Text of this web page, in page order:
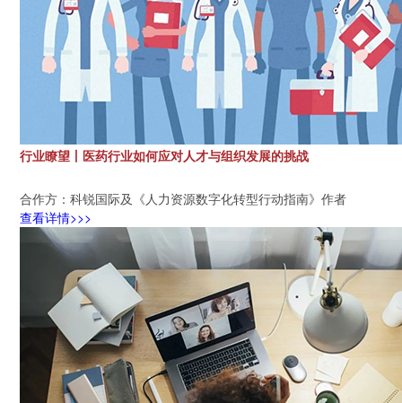
行业瞭望丨医药行业如何应对人才与组织发展的挑战
合作方：科锐国际及《人力资源数字化转型行动指南》作者
查看详情>>>